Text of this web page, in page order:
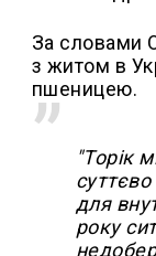
За словами
з житом в
пшеницею.
"Торік
для
року